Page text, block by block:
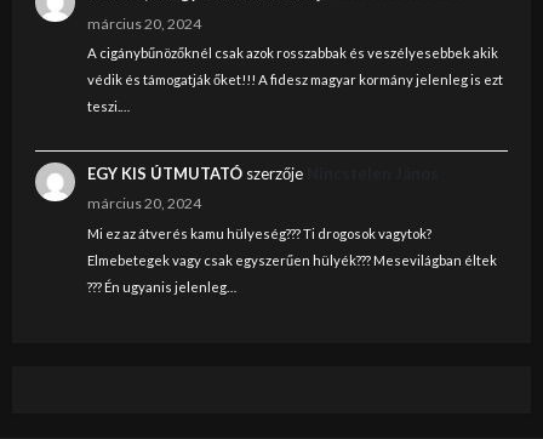
március 20, 2024
A cigánybűnözőknél csak azok rosszabbak és veszélyesebbek akik
védik és támogatják őket!!! A fidesz magyar kormány jelenleg is ezt
teszi.…
EGY KIS ÚTMUTATÓszerzője
március 20, 2024
Mi ez az átverés kamu hülyeség??? Ti drogosok vagytok?
Elmebetegek vagy csak egyszerűen hülyék??? Mesevilágban éltek
??? Én ugyanis jelenleg…